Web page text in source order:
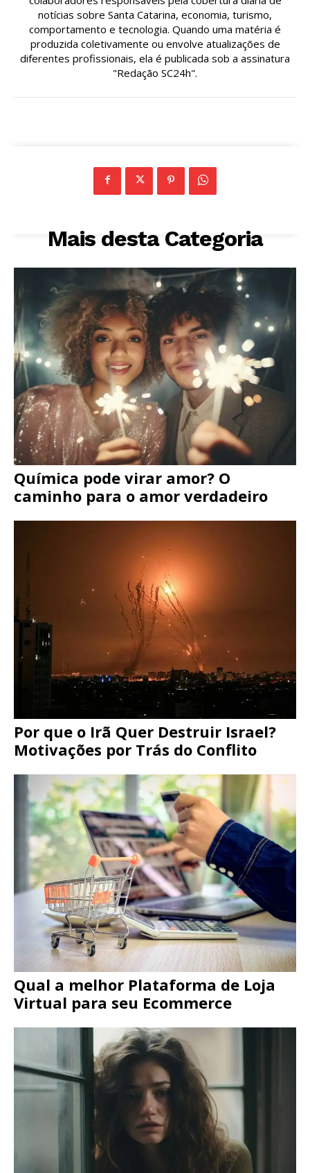
notícias sobre Santa Catarina, economia, turismo,
comportamento e tecnologia. Quando uma matéria é
produzida coletivamente ou envolve atualizações de
diferentes profissionais, ela é publicada sob a assinatura
"Redação SC24h".
Mais desta Categoria
Química pode virar amor? O
caminho para o amor verdadeiro
Por que o Irã Quer Destruir Israel?
Motivações por Trás do Conflito
Qual a melhor Plataforma de Loja
Virtual para seu Ecommerce